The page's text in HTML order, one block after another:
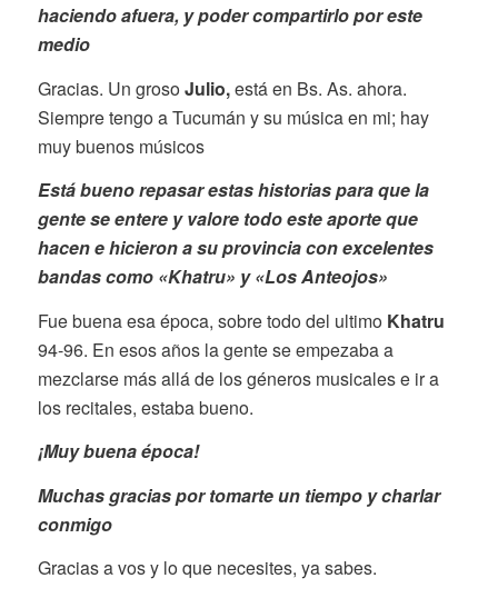
haciendo afuera, y poder compartirlo por este
medio
Gracias. Un grosoJulio,está en Bs. As. ahora.
Siempre tengo a Tucumán y su música en mi; hay
muy buenos músicos
Está bueno repasar estas historias para que la
gente se entere y valore todo este aporte que
hacen e hicieron a su provincia con excelentes
bandas como «Khatru» y «Los Anteojos»
Fue buena esa época, sobre todo del ultimo Khatru
94-96. En esos años la gente se empezaba a
mezclarse más allá de los géneros musicales e ir a
los recitales, estaba bueno.
¡Muy buena época!
Muchas gracias por tomarte un tiempo y charlar
conmigo
Gracias a vos y lo que necesites, ya sabes.